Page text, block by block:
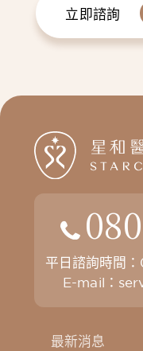
立即諮詢
平日諮詢時間
E-mail：
最新消息